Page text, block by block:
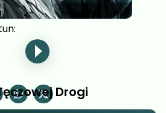
Drogi